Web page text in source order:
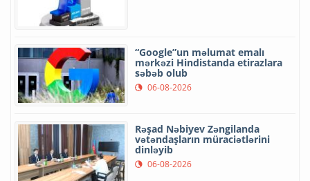
“Google”un məlumat emalı
mərkəzi Hindistanda etirazlara
səbəb olub
06-08-2026
Rəşad Nəbiyev Zəngilanda
vətəndaşların müraciətlərini
dinləyib
06-08-2026